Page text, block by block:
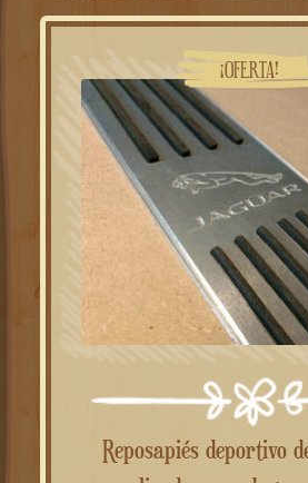
personalizado para